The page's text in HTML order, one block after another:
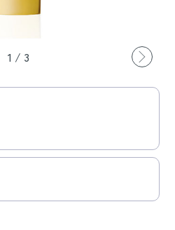
1 / 3